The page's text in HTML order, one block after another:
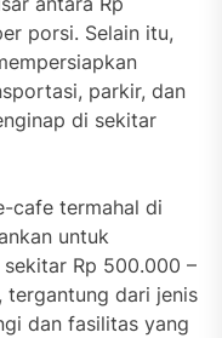
porsi. Selain itu,
parkir, dan
di sekitar
cafe termahal di
untuk
Rp 500.000 –
tergantung dari jenis
dan fasilitas yang